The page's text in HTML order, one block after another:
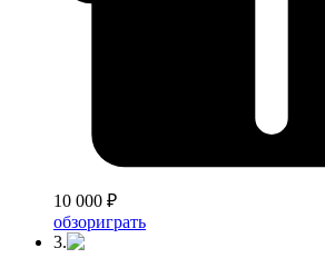
10 000 ₽
обзориграть
3.